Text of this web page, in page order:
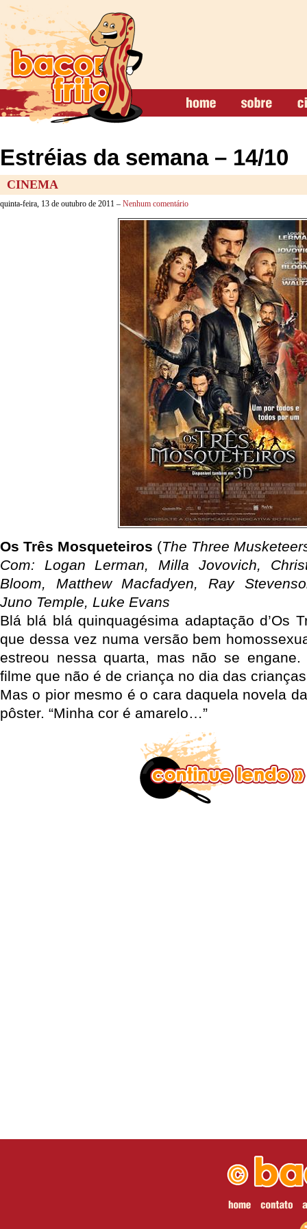
Estréias da semana – 14/10
CINEMA
quinta-feira, 13 de outubro de 2011 – Nenhum comentário
Os Três Mosqueteiros (The Three
Com: Logan Lerman, Milla Jovovich,
Bloom, Matthew Macfadyen, Ray
Juno Temple, Luke Evans
Blá blá blá quinquagésima adaptação d’Os
que dessa vez numa versão bem
estreou nessa quarta, mas não se
filme que não é de criança no dia das
Mas o pior mesmo é o cara daquela novela
pôster. “Minha cor é amarelo…”